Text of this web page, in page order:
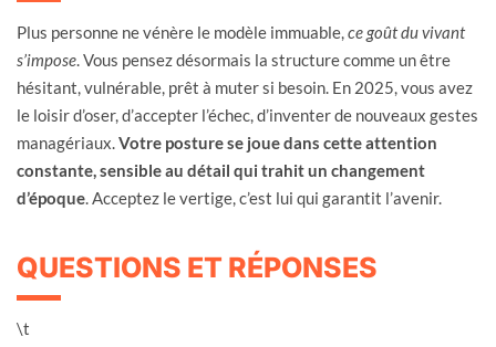
Plus personne ne vénère le modèle immuable,ce goût du vivant
s’impose. Vous pensez désormais la structure comme un être
hésitant, vulnérable, prêt à muter si besoin. En 2025, vous avez
le loisir d’oser, d’accepter l’échec, d’inventer de nouveaux gestes
managériaux.Votre posture se joue dans cette attention
constante, sensible au détail qui trahit un changement
d’époque. Acceptez le vertige, c’est lui qui garantit l’avenir.
QUESTIONS ET RÉPONSES
\t